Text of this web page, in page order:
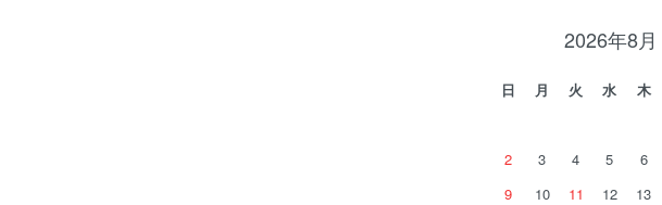
2026年8月
日 月 火 水 木
2
3 4 5 6
9
10 11 12 13